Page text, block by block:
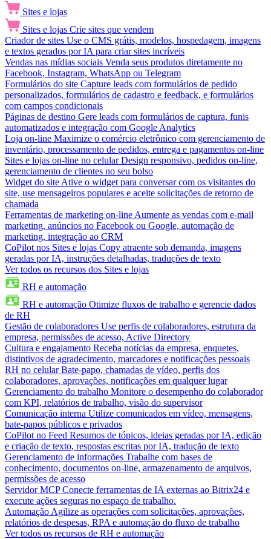
Sites e lojas
Sites e lojas Crie sites que vendem
Criador de sites Use o CMS grátis, modelos, hospedagem, imagens
e textos gerados por IA para criar sites incríveis
Vendas nas mídias sociais Venda seus produtos diretamente no
Facebook, Instagram, WhatsApp ou Telegram
Formulários do site Capture leads com formulários de pedido
personalizados, formulários de cadastro e feedback, e formulários
com campos condicionais
Páginas de destino Gere leads com formulários de captura, funis
automatizados e integração com Google Analytics
Loja on-line Maximize o comércio eletrônico com gerenciamento de
inventário, processamento de pedidos, entrega e pagamentos on-line
Sites e lojas on-line no celular Design responsivo, pedidos on-line,
gerenciamento de clientes no seu bolso
Widget do site Ative o widget para conversar com os visitantes do
site, use mensageiros populares e aceite solicitações de retorno de
chamada
Ferramentas de marketing on-line Aumente as vendas com e-mail
marketing, anúncios no Facebook ou Google, automação de
marketing, integração ao CRM
CoPilot nos Sites e lojas Copy atraente sob demanda, imagens
geradas por IA, instruções detalhadas, traduções de texto
Ver todos os recursos dos Sites e lojas
RH e automação
RH e automação Otimize fluxos de trabalho e gerencie dados
de RH
Gestão de colaboradores Use perfis de colaboradores, estrutura da
empresa, permissões de acesso, Active Directory
Cultura e engajamento Receba notícias da empresa, enquetes,
distintivos de agradecimento, marcadores e notificações pessoais
RH no celular Bate-papo, chamadas de vídeo, perfis dos
colaboradores, aprovações, notificações em qualquer lugar
Gerenciamento do trabalho Monitore o desempenho do colaborador
com KPI, relatórios de trabalho, visão do supervisor
Comunicação interna Utilize comunicados em vídeo, mensagens,
bate-papos públicos e privados
CoPilot no Feed Resumos de tópicos, ideias geradas por IA, edição
e criação de texto, respostas escritas por IA, tradução de texto
Gerenciamento de informações Trabalhe com bases de
conhecimento, documentos on-line, armazenamento de arquivos,
permissões de acesso
Servidor MCP Conecte ferramentas de IA externas ao Bitrix24 e
execute ações seguras no espaço de trabalho.
Automação Agilize as operações com solicitações, aprovações,
relatórios de despesas, RPA e automação do fluxo de trabalho
Ver todos os recursos de RH e automação